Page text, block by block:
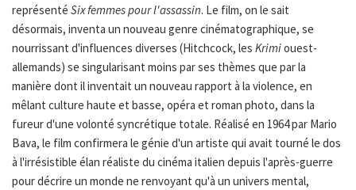
représenté Six femmes pour l'assassin. Le film, on le sait
désormais, inventa un nouveau genre cinématographique, se
nourrissant d'influences diverses (Hitchcock, les Krimiouest-
allemands) se singularisant moins par ses thèmes que par la
manière dont il inventait un nouveau rapport à la violence, en
mêlant culture haute et basse, opéra et roman photo, dans la
fureur d'une volonté syncrétique totale. Réalisé en 1964 par Mario
Bava, le film confirmera le génie d'un artiste qui avait tourné le dos
à l'irrésistible élan réaliste du cinéma italien depuis l'après-guerre
pour décrire un monde ne renvoyant qu'à un univers mental,